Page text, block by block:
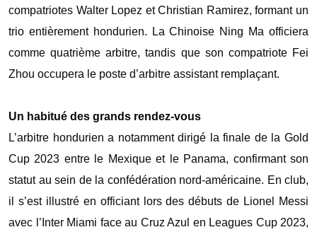
compatriotes Walter Lopez et Christian Ramirez, formant un
trio entièrement hondurien. La Chinoise Ning Ma officiera
comme quatrième arbitre, tandis que son compatriote Fei
Zhou occupera le poste d’arbitre assistant remplaçant.
‎Un habitué des grands rendez-vous
‎L’arbitre hondurien a notamment dirigé la finale de la Gold
Cup 2023 entre le Mexique et le Panama, confirmant son
statut au sein de la confédération nord-américaine. En club,
il s’est illustré en officiant lors des débuts de Lionel Messi
avec l’Inter Miami face au Cruz Azul en Leagues Cup 2023,